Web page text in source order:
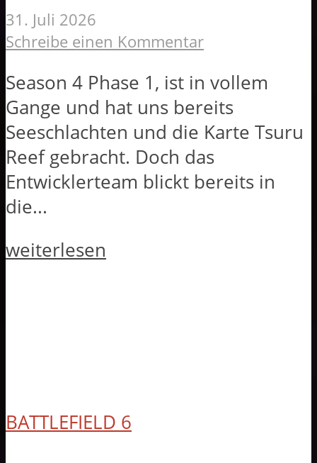
31. Juli 2026
Schreibe einen Kommentar
Season 4 Phase 1, ist in vollem
Gange und hat uns bereits
Seeschlachten und die Karte Tsuru
Reef gebracht. Doch das
Entwicklerteam blickt bereits in
die...
weiterlesen
BATTLEFIELD 6